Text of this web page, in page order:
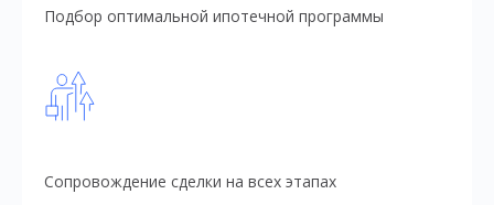
Подбор оптимальной ипотечной программы
Сопровождение сделки на всех этапах